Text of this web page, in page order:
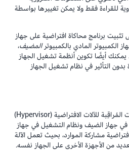
للقراءة فقط ولا يمكن تغييرها بواسطة
تثبيت برنامج محاكاة افتراضية على جهاز
الكمبيوتر المادي بالكمبيوترالمضيف،
يمكنك أيضًا تكوين أنظمة تشغيل الجهاز
التأثير في نظام تشغيل الجهاز
تستخدم الآلات الافتراضية الأدوات المُراقِبة للآلات الافتراضية (Hypervisor)
جهاز الضيف ونظام التشغيل في جهاز
مشاركة الموارد، بحيث تعمل الآلة
من الأجهزة الأخرى على الجهاز نفسه.